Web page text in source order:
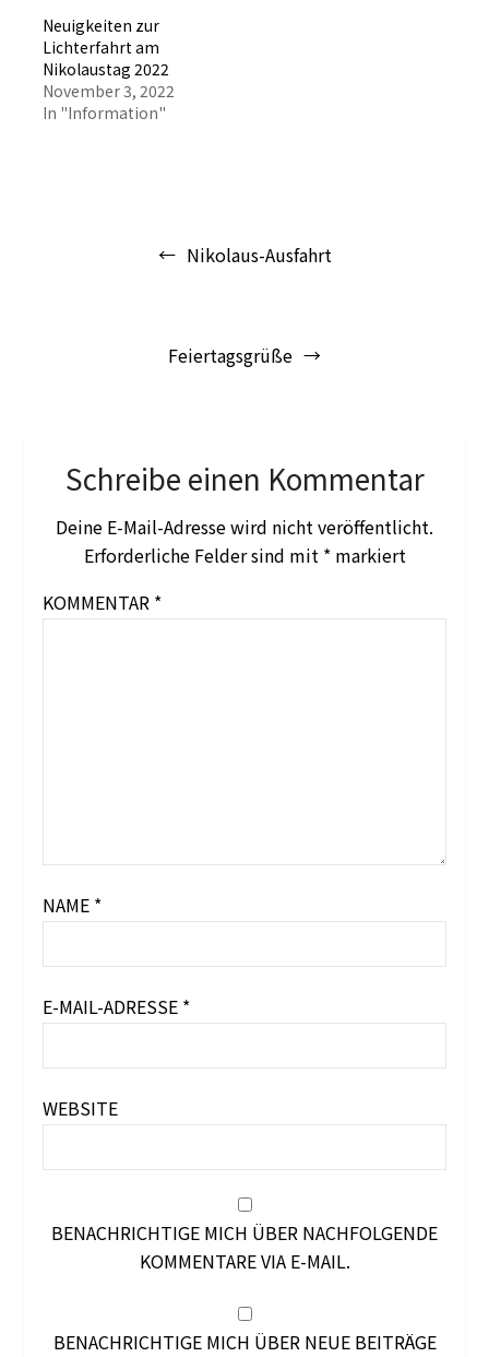
Neuigkeiten zur
Lichterfahrt am
Nikolaustag 2022
November 3, 2022
In "Information"
Nikolaus-Ausfahrt
Feiertagsgrüße
Schreibe einen Kommentar
Deine E-Mail-Adresse wird nicht veröffentlicht.
Erforderliche Felder sind mit *markiert
KOMMENTAR *
NAME *
E-MAIL-ADRESSE *
WEBSITE
BENACHRICHTIGE MICH ÜBER NACHFOLGENDE
KOMMENTARE VIA E-MAIL.
BENACHRICHTIGE MICH ÜBER NEUE BEITRÄGE